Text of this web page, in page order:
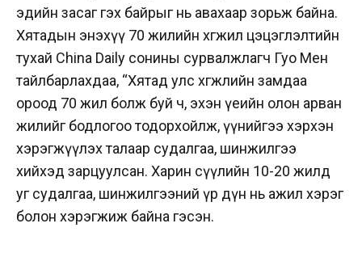
эдийн засаг гэх байрыг нь авахаар зорьж байна.
Хятадын энэхүү 70 жилийн хөгжил цэцэглэлтийн
тухай China Daily сонины сурвалжлагч Гуо Мен
тайлбарлахдаа, “Хятад улс хөгжлийн замдаа
ороод 70 жил болж буй ч, эхэн үеийн олон арван
жилийг бодлогоо тодорхойлж, үүнийгээ хэрхэн
хэрэгжүүлэх талаар судалгаа, шинжилгээ
хийхэд зарцуулсан. Харин сүүлийн 10-20 жилд
уг судалгаа, шинжилгээний үр дүн нь ажил хэрэг
болон хэрэгжиж байна гэсэн.